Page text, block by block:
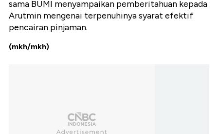
sama BUMI menyampaikan pemberitahuan kepada
Arutmin mengenai terpenuhinya syarat efektif
pencairan pinjaman.
(mkh/mkh)